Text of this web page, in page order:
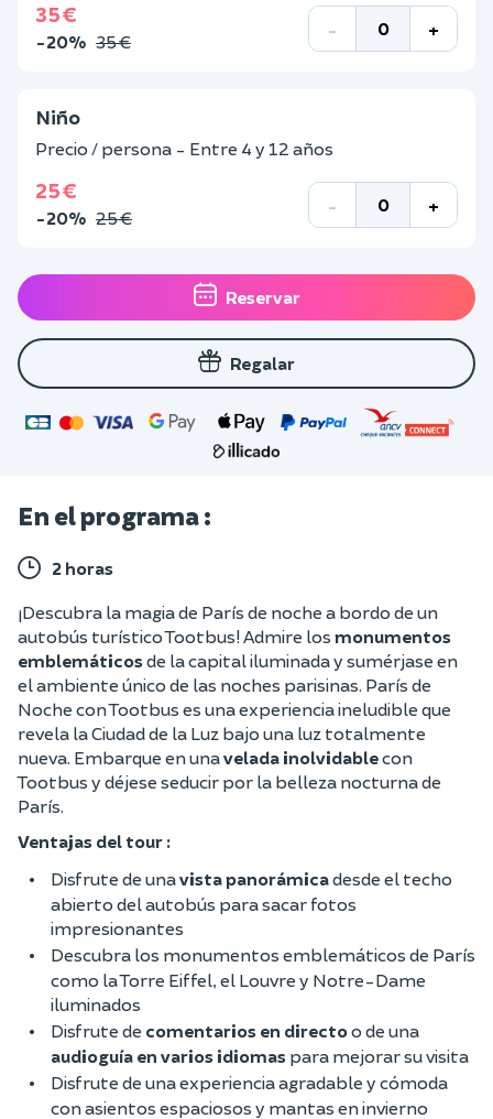
35 €
-20% 35 €
- +
Niño
Precio / persona - Entre 4 y 12 años
25 €
-20% 25 €
- +
Reservar
Regalar
En el programa :
2 horas
¡Descubra la magia de París de noche a bordo de un
autobús turístico Tootbus! Admire los monumentos
emblemáticosde la capital iluminada y sumérjase en
el ambiente único de las noches parisinas. París de
Noche con Tootbus es una experiencia ineludible que
revela la Ciudad de la Luz bajo una luz totalmente
nueva. Embarque en unavelada inolvidablecon
Tootbus y déjese seducir por la belleza nocturna de
París.
Ventajas del tour :
Disfrute de unavista panorámicadesde el techo
abierto del autobús para sacar fotos
impresionantes
Descubra los monumentos emblemáticos de París
como la Torre Eiffel, el Louvre y Notre-Dame
iluminados
Disfrute de comentarios en directoo de una
audioguía en varios idiomas para mejorar su visita
Disfrute de una experiencia agradable y cómoda
con asientos espaciosos y mantas en invierno